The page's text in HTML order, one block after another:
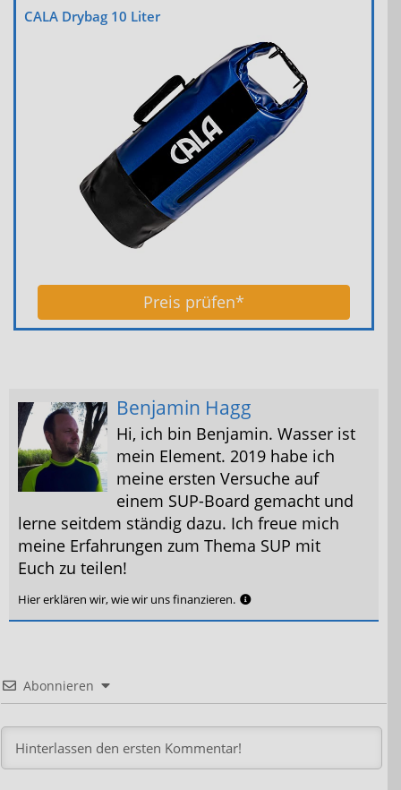
CALA Drybag 10 Liter
Preis prüfen*
Benjamin Hagg
Hi, ich bin Benjamin. Wasser ist
mein Element. 2019 habe ich
meine ersten Versuche auf
einem SUP-Board gemacht und
lerne seitdem ständig dazu. Ich freue mich
meine Erfahrungen zum Thema SUP mit
Euch zu teilen!
Hier erklären wir, wie wir uns finanzieren.
Abonnieren